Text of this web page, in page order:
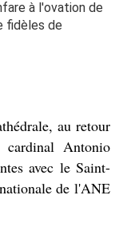
à l'ovation de
fidèles de
au retour
Antonio
avec le Saint-
de l'ANE